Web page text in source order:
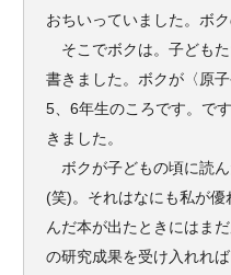
おちいっていました。ボ
そこでボクは。子ども
書きました。ボクが〈原
5、6年生のころです。で
きました。
ボクが子どもの頃に読ん
(笑)。それはなにも私が
んだ本が出たときにはま
の研究成果を受け入れれ